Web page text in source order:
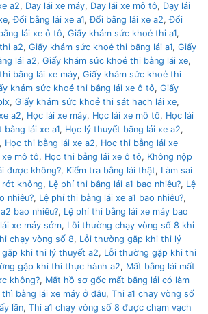
a2, Dạy lái xe máy, Dạy lái xe mô tô, Dạy lái
,Đổi bằng lái xe a1,Đổi bằng lái xe a2,Đổi
lái xe ô tô, Giấy khám sức khoẻ thi a1,
a2, Giấy khám sức khoẻ thi bằng lái a1, Giấy
lái a2, Giấy khám sức khoẻ thi bằng lái xe,
bằng lái xe máy, Giấy khám sức khoẻ thi
khám sức khoẻ thi bằng lái xe ô tô, Giấy
, Giấy khám sức khoẻ thi sát hạch lái xe,
a2, Học lái xe máy, Học lái xe mô tô, Học lái
lái xe a1, Học lý thuyết bằng lái xe a2,
, Học thi bằng lái xe a2, Học thi bằng lái xe
xe mô tô, Học thi bằng lái xe ô tô, Không nộp
được không?, Kiểm tra bằng lái thật, Làm sai
rớt không, Lệ phí thi bằng lái a1 bao nhiêu?, Lệ
nhiêu?, Lệ phí thi bằng lái xe a1 bao nhiêu?,
bao nhiêu?, Lệ phí thi bằng lái xe máy bao
xe máy sớm, Lỗi thường chạy vòng số 8 khi
chạy vòng số 8, Lỗi thường gặp khi thi lý
khi thi lý thuyết a2, Lỗi thường gặp khi thi
gặp khi thi thực hành a2, Mất bằng lái mất
không?, Mất hồ sơ gốc mất bằng lái có làm
thì bằng lái xe máy ở đâu, Thi a1 chạy vòng số
lần, Thi a1 chạy vòng số 8 được chạm vạch